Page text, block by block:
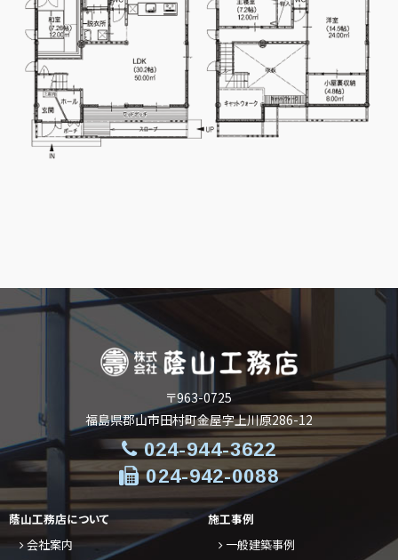
〒963-0725
福島県郡山市田村町金屋字上川原286-12
024-944-3622
024-942-0088
蔭山工務店について
会社案内
施工事例
一般建築事例